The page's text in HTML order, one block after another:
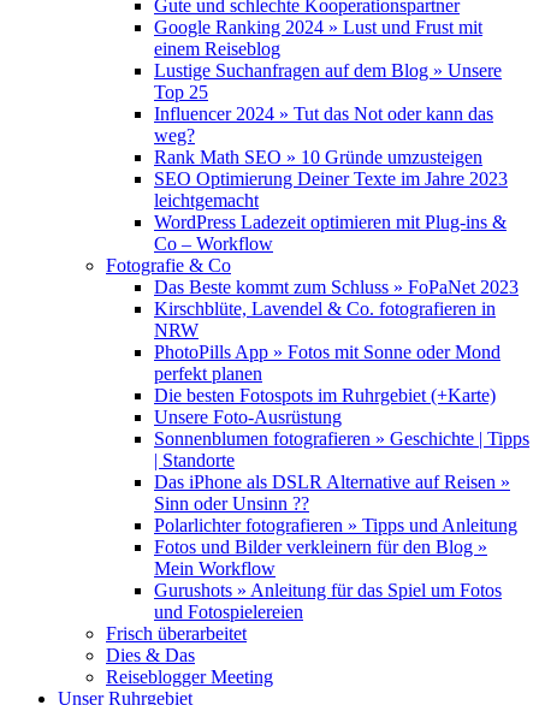
Gute und schlechte Kooperationspartner
Google Ranking 2024 » Lust und Frust mit
einem Reiseblog
Lustige Suchanfragen auf dem Blog » Unsere
Top 25
Influencer 2024 » Tut das Not oder kann das
weg?
Rank Math SEO » 10 Gründe umzusteigen
SEO Optimierung Deiner Texte im Jahre 2023
leichtgemacht
WordPress Ladezeit optimieren mit Plug-ins &
Co – Workflow
Fotografie & Co
Das Beste kommt zum Schluss » FoPaNet 2023
Kirschblüte, Lavendel & Co. fotografieren in
NRW
PhotoPills App » Fotos mit Sonne oder Mond
perfekt planen
Die besten Fotospots im Ruhrgebiet (+Karte)
Unsere Foto-Ausrüstung
Sonnenblumen fotografieren » Geschichte | Tipps
| Standorte
Das iPhone als DSLR Alternative auf Reisen »
Sinn oder Unsinn ??
Polarlichter fotografieren » Tipps und Anleitung
Fotos und Bilder verkleinern für den Blog »
Mein Workflow
Gurushots » Anleitung für das Spiel um Fotos
und Fotospielereien
Frisch überarbeitet
Dies & Das
Reiseblogger Meeting
Unser Ruhrgebiet